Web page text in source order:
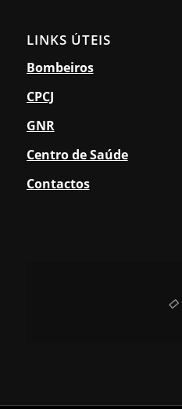
LINKS ÚTEIS
Bombeiros
CPCJ
GNR
Centro de Saúde
Contactos